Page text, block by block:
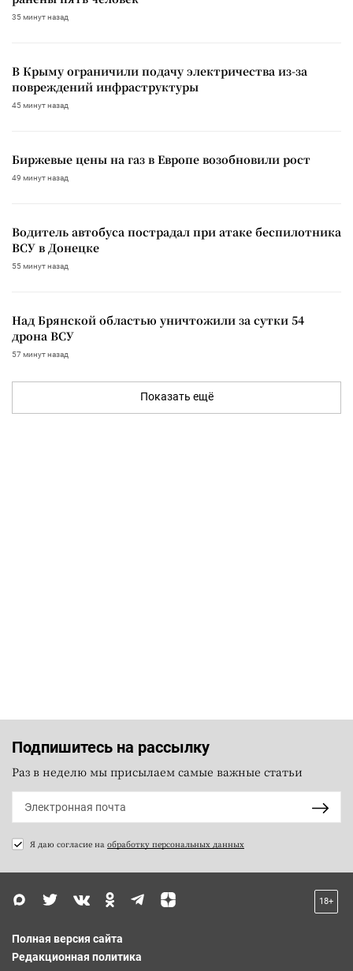
35 минут назад
В Крыму ограничили подачу электричества из-за
повреждений инфраструктуры
45 минут назад
Биржевые цены на газ в Европе возобновили рост
49 минут назад
Водитель автобуса пострадал при атаке беспилотника
ВСУ в Донецке
55 минут назад
Над Брянской областью уничтожили за сутки 54
дрона ВСУ
57 минут назад
Показать ещё
Подпишитесь на рассылку
Раз в неделю мы присылаем самые важные статьи
Я даю согласие на обработку персональных данных
18+
Полная версия сайта
Редакционная политика